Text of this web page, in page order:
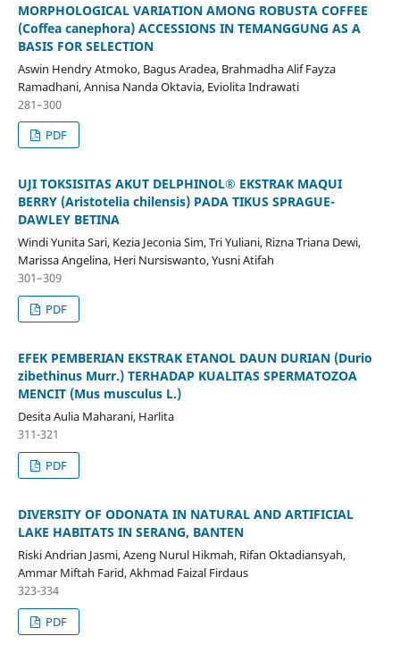
MORPHOLOGICAL VARIATION AMONG ROBUSTA COFFEE
(Coffea canephora) ACCESSIONS IN TEMANGGUNG AS A
BASIS FOR SELECTION
Aswin Hendry Atmoko, Bagus Aradea, Brahmadha Alif Fayza
Ramadhani, Annisa Nanda Oktavia, Eviolita Indrawati
281–300
PDF
UJI TOKSISITAS AKUT DELPHINOL® EKSTRAK MAQUI
BERRY (Aristotelia chilensis) PADA TIKUS SPRAGUE-
DAWLEY BETINA
Windi Yunita Sari, Kezia Jeconia Sim, Tri Yuliani, Rizna Triana Dewi,
Marissa Angelina, Heri Nursiswanto, Yusni Atifah
301–309
PDF
EFEK PEMBERIAN EKSTRAK ETANOL DAUN DURIAN (Durio
zibethinus Murr.) TERHADAP KUALITAS SPERMATOZOA
MENCIT (Mus musculus L.)
Desita Aulia Maharani, Harlita
311-321
PDF
DIVERSITY OF ODONATA IN NATURAL AND ARTIFICIAL
LAKE HABITATS IN SERANG, BANTEN
Riski Andrian Jasmi, Azeng Nurul Hikmah, Rifan Oktadiansyah,
Ammar Miftah Farid, Akhmad Faizal Firdaus
323-334
PDF